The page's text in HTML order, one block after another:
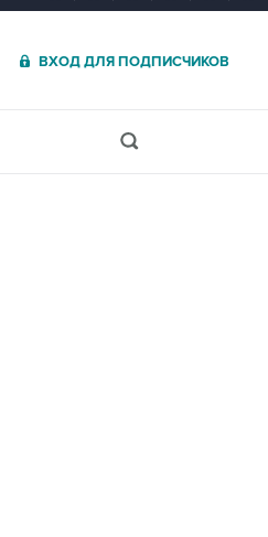
ВХОД ДЛЯ ПОДПИСЧИКОВ